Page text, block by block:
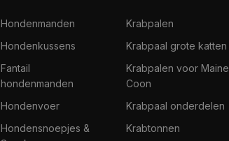
Hondenmanden
Hondenkussens
Fantail
hondenmanden
Hondenvoer
Hondensnoepjes &
Krabpalen
Krabpaal grote katten
Krabpalen voor Maine
Coon
Krabpaal onderdelen
Krabtonnen